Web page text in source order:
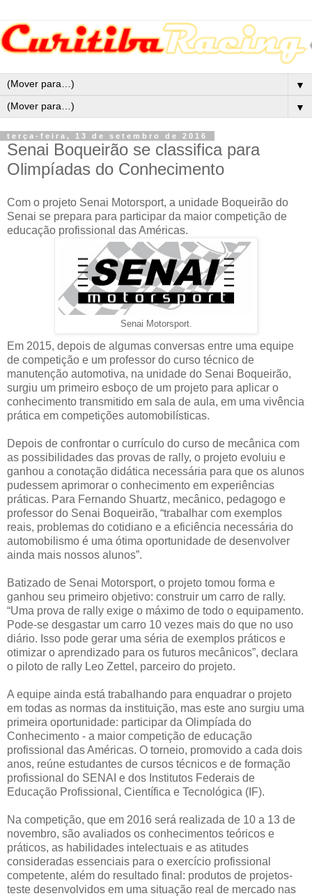
▼
▼
terça-feira, 13 de setembro de 2016
Senai Boqueirão se classifica para
Olimpíadas do Conhecimento
Com o projeto Senai Motorsport, a unidade Boqueirão do
Senai se prepara para participar da maior competição de
educação profissional das Américas.
Senai Motorsport.
Em 2015, depois de algumas conversas entre uma equipe
de competição e um professor do curso técnico de
manutenção automotiva, na unidade do Senai Boqueirão,
surgiu um primeiro esboço de um projeto para aplicar o
conhecimento transmitido em sala de aula, em uma vivência
prática em competições automobilísticas.
Depois de confrontar o currículo do curso de mecânica com
as possibilidades das provas de rally, o projeto evoluiu e
ganhou a conotação didática necessária para que os alunos
pudessem aprimorar o conhecimento em experiências
práticas. Para Fernando Shuartz, mecânico, pedagogo e
professor do Senai Boqueirão, “trabalhar com exemplos
reais, problemas do cotidiano e a eficiência necessária do
automobilismo é uma ótima oportunidade de desenvolver
ainda mais nossos alunos”.
Batizado de Senai Motorsport, o projeto tomou forma e
ganhou seu primeiro objetivo: construir um carro de rally.
“Uma prova de rally exige o máximo de todo o equipamento.
Pode-se desgastar um carro 10 vezes mais do que no uso
diário. Isso pode gerar uma séria de exemplos práticos e
otimizar o aprendizado para os futuros mecânicos”, declara
o piloto de rally Leo Zettel, parceiro do projeto.
A equipe ainda está trabalhando para enquadrar o projeto
em todas as normas da instituição, mas este ano surgiu uma
primeira oportunidade: participar da Olimpíada do
Conhecimento - a maior competição de educação
profissional das Américas. O torneio, promovido a cada dois
anos, reúne estudantes de cursos técnicos e de formação
profissional do SENAI e dos Institutos Federais de
Educação Profissional, Científica e Tecnológica (IF).
Na competição, que em 2016 será realizada de 10 a 13 de
novembro, são avaliados os conhecimentos teóricos e
práticos, as habilidades intelectuais e as atitudes
consideradas essenciais para o exercício profissional
competente, além do resultado final: produtos de projetos-
teste desenvolvidos em uma situação real de mercado nas